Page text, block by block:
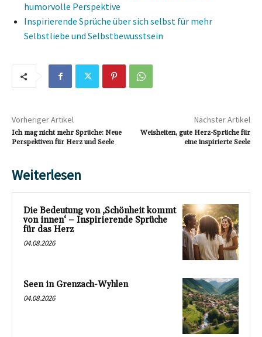
humorvolle Perspektive
Inspirierende Sprüche über sich selbst für mehr
Selbstliebe und Selbstbewusstsein
Vorheriger Artikel
Ich mag nicht mehr Sprüche: Neue
Perspektiven für Herz und Seele
Nächster Artikel
Weisheiten, gute Herz-Sprüche für
eine inspirierte Seele
Weiterlesen
Die Bedeutung von ‚Schönheit kommt
von innen‘ – Inspirierende Sprüche
für das Herz
04.08.2026
Seen in Grenzach-Wyhlen
04.08.2026